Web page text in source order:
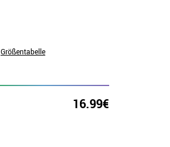
Größentabelle
16.99€